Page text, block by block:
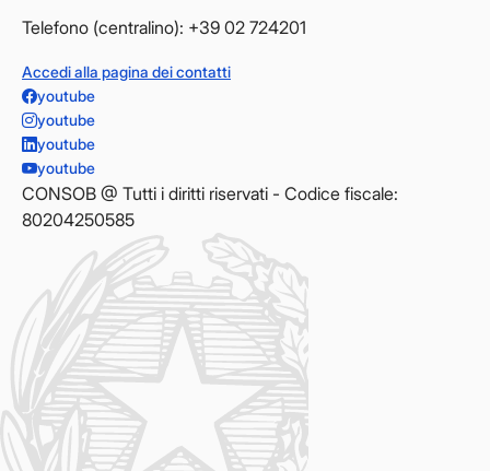
Telefono (centralino): +39 02 724201
Accedi alla pagina dei contatti
youtube
youtube
youtube
youtube
CONSOB @ Tutti i diritti riservati - Codice fiscale:
80204250585